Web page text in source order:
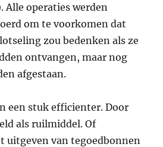
Alle operaties werden
om te voorkomen dat
zou bedenken als ze
ontvangen, maar nog
afgestaan.
een stuk efficienter. Door
als ruilmiddel. Of
uitgeven van tegoedbonnen